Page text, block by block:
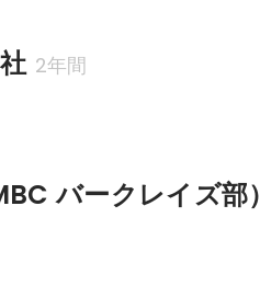
2年間
バークレイズ部）